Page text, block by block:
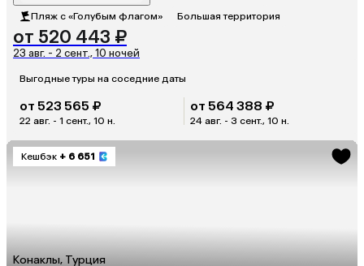
Пляж с «Голубым флагом» Большая территория
от 520 443 ₽
23 авг. - 2 сент., 10 ночей
Выгодные туры на соседние даты
от 523 565 ₽
22 авг. - 1 сент., 10 н.
от 564 388 ₽
24 авг. - 3 сент., 10 н.
Кешбэк + 6 651
Конаклы, Турция